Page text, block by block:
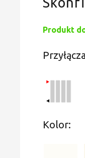
Produkt
Kolor: